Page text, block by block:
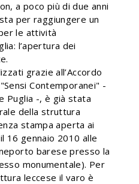
a poco più di due anni
per raggiungere un
le attività
l’apertura dei
grazie all’Accordo
Contemporanei" -
Puglia -, è già stata
della struttura
stampa aperta ai
16 gennaio 2010 alle
barese presso la
monumentale). Per
leccese il varo è